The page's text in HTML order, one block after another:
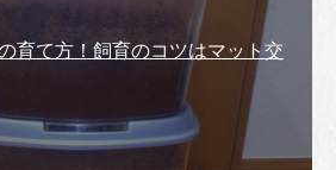
育て方！飼育のコツはマット交